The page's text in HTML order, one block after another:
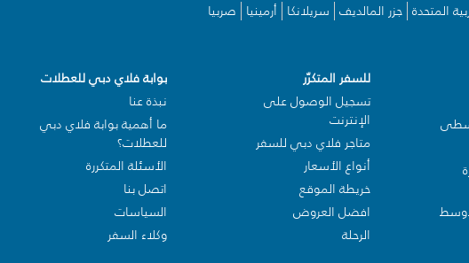
المتحدة جزر المالديف سريلانكا أرمينيا صربيا
للسفر المتكرّر
تسجيل الوصول على
الإنترنت
متاجر فلاي دبي للسفر
أنواع الأسعار
خريطة الموقع
افضل العروض
الرحلة
بوابة فلاي دبي للعطلات
نبذة عنا
ما أهمية بوابة فلاي دبي
للعطلات؟
الأسئلة المتكررة
اتصل بنا
السياسات
وكلاء السفر